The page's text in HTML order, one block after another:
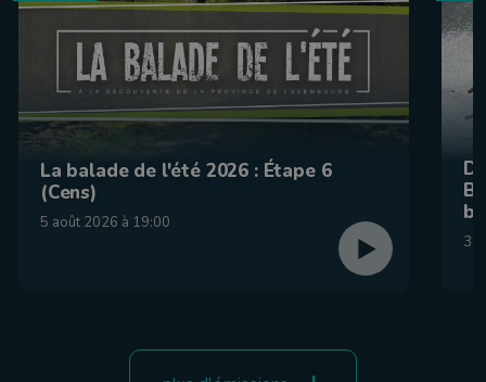
La balade de l'été 2026 : Étape 6
(Cens)
5 août 2026 à 19:00
31